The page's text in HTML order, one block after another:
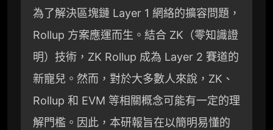
l
e
g
r
a
m
n
a
W
e
i
b
y
L
i
n
k
為了解決區塊鏈 Layer 1 網絡的擴容問題，
Rollup 方案應運而生。結合 ZK（零知識證
明）技術，ZK Rollup 成為 Layer 2 賽道的
新寵兒。然而，對於大多數人來說，ZK、
Rollup 和 EVM 等相關概念可能有一定的理
解門檻。因此，本研報旨在以簡明易懂的